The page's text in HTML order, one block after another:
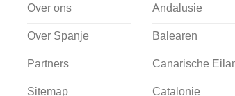
Over ons
Over Spanje
Partners
Sitemap
Andalusie
Balearen
Canarische
Catalonie